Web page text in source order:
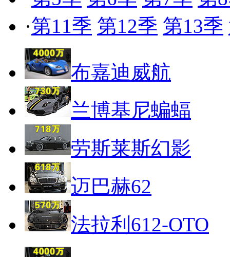
·第11季 第12季 第13季
布嘉迪威航
兰博基尼蝙蝠
劳斯莱斯幻影
迈巴赫62
法拉利612-OTO